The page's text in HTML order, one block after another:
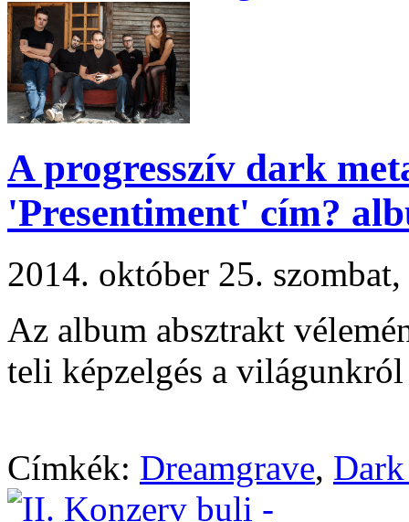
A progresszív dark
'Presentiment' cím?
2014. október 25.
Az album absztrakt
teli képzelgés a világunkról
Címkék: Dreamgrave,